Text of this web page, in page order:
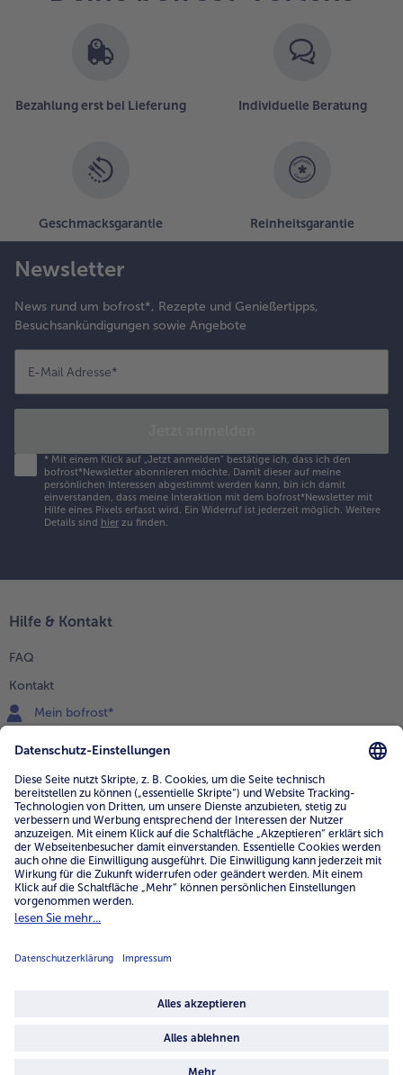
Bezahlung erst bei Lieferung Individuelle Beratung
Geschmacksgarantie Reinheitsgarantie
Newsletter
News rund um bofrost*, Rezepte und Genießertipps,
Besuchsankündigungen sowie Angebote
E-Mail Adresse*
* Mit einem Klick auf „Jetzt anmelden" bestätige ich, dass ich den
bofrost*Newsletter abonnieren möchte. Damit dieser auf meine
persönlichen Interessen abgestimmt werden kann, bin ich damit
einverstanden, dass meine Interaktion mit dem bofrost*Newsletter mit
Hilfe eines Pixels erfasst wird. Ein Widerruf ist jederzeit möglich. Weitere
Details sind hier zu finden.
Hilfe & Kontakt
FAQ
Kontakt
Mein bofrost*
0800 - 000 19 18
Mo.-Fr.: 7-21 Uhr Sa: 8-16 Uhr
Service
Unternehmen
Über uns